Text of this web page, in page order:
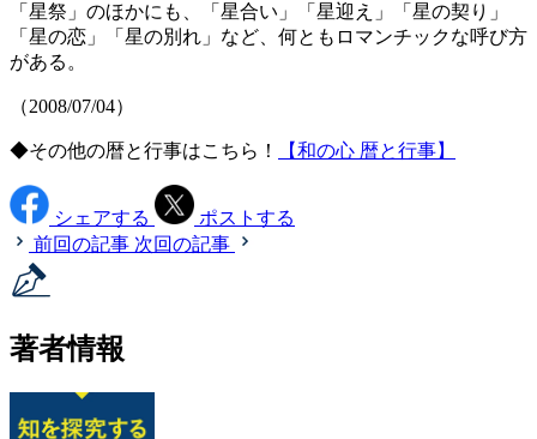
「星祭」のほかにも、「星合い」「星迎え」「星の契り」
「星の恋」「星の別れ」など、何ともロマンチックな呼び方
がある。
（2008/07/04）
◆その他の暦と行事はこちら！ 【和の心 暦と行事】
シェアする
ポストする
前回の記事 次回の記事
著者情報